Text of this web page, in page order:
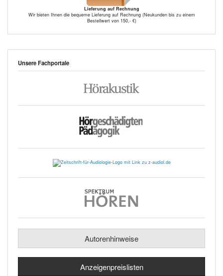
Lieferung auf Rechnung
Wir bieten Ihnen die bequeme Lieferung auf Rechnung (Neukunden bis zu einem
Bestellwert von 150,- €)
Unsere Fachportale
Autorenhinweise
Anzeigenpreislisten